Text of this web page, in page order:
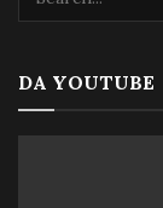
DA YOUTUBE